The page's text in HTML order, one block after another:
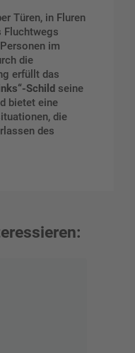
Türen, in Fluren
Fluchtwegs
im
die
erfüllt das
Schild seine
bietet eine
die
des